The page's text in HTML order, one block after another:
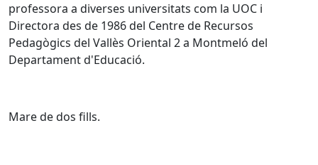
professora a diverses universitats com la UOC i
Directora des de 1986 del Centre de Recursos
Pedagògics del Vallès Oriental 2 a Montmeló del
Departament d'Educació.
Mare de dos fills.